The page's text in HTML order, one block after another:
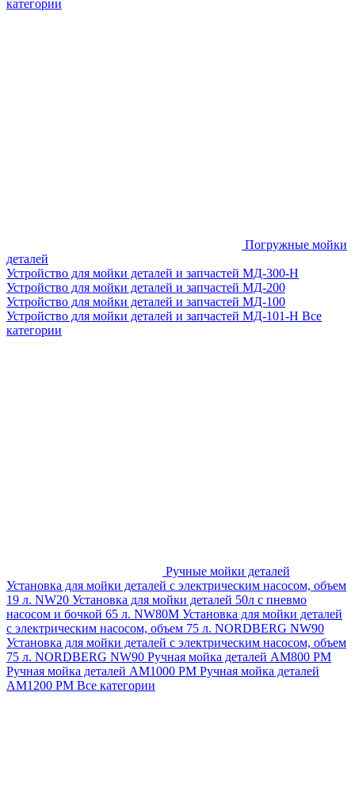
категории
Погружные мойки
деталей
Устройство для мойки деталей и запчастей МД-300-H
Устройство для мойки деталей и запчастей МД-200
Устройство для мойки деталей и запчастей МД-100
Устройство для мойки деталей и запчастей МД-101-Н Все
категории
Ручные мойки деталей
Установка для мойки деталей с электрическим насосом, объем
19 л. NW20 Установка для мойки деталей 50л с пневмо
насосом и бочкой 65 л. NW80M Установка для мойки деталей
с электрическим насосом, объем 75 л. NORDBERG NW90
Установка для мойки деталей с электрическим насосом, объем
75 л. NORDBERG NW90 Ручная мойка деталей АМ800 РМ
Ручная мойка деталей АМ1000 РМ Ручная мойка деталей
АМ1200 РМ Все категории